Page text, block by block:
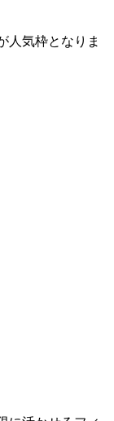
人気枠となりま